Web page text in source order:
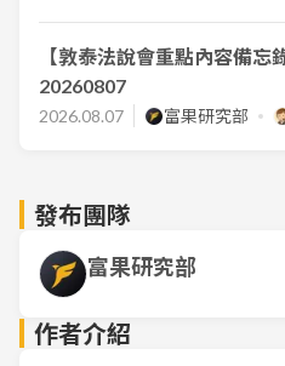
【敦泰法說會重點內容備忘
20260807
2026.08.07 富果研究部
發布團隊
富果研究部
作者介紹